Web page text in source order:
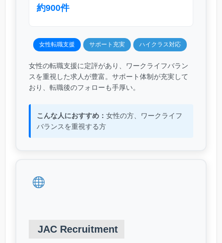
約900件
女性転職支援 サポート充実 ハイクラス対応
女性の転職支援に定評があり、ワークライフバラン
スを重視した求人が豊富。サポート体制が充実して
おり、転職後のフォローも手厚い。
こんな人におすすめ： 女性の方、ワークライフ
バランスを重視する方
JAC Recruitment